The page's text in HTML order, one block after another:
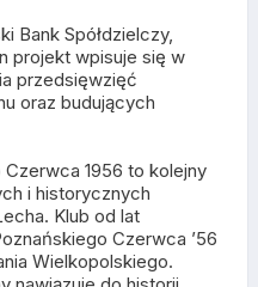
Bank Spółdzielczy,
projekt wpisuje się w
przedsięwzięć
oraz budujących
1956 to kolejny
i historycznych
Klub od lat
Czerwca ’56
Wielkopolskiego.